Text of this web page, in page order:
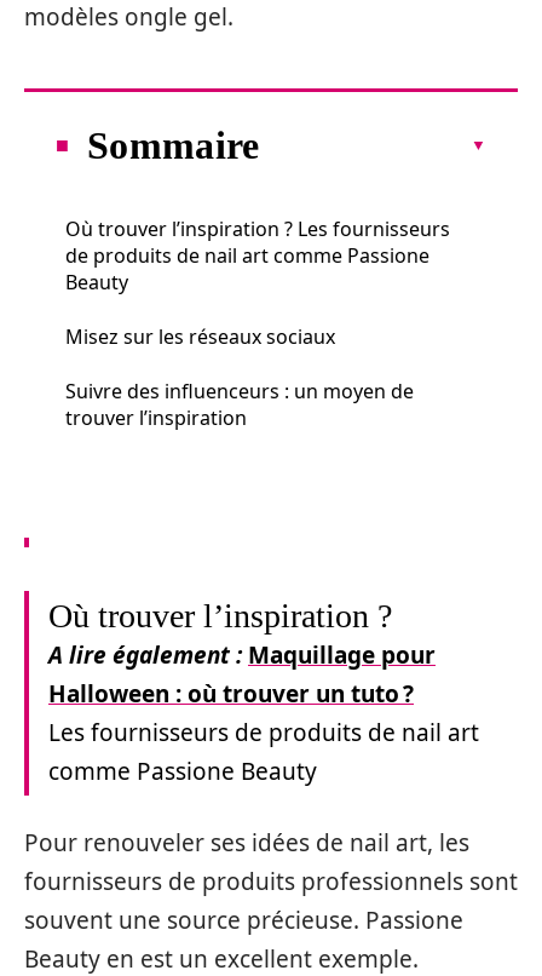
modèles ongle gel.
Sommaire
Où trouver l’inspiration ? Les fournisseurs
de produits de nail art comme Passione
Beauty
Misez sur les réseaux sociaux
Suivre des influenceurs : un moyen de
trouver l’inspiration
Où trouver l’inspiration ?
A lire également : Maquillage pour
Halloween : où trouver un tuto ?
Les fournisseurs de produits de nail art
comme Passione Beauty
Pour renouveler ses idées de nail art, les
fournisseurs de produits professionnels sont
souvent une source précieuse. Passione
Beauty en est un excellent exemple.